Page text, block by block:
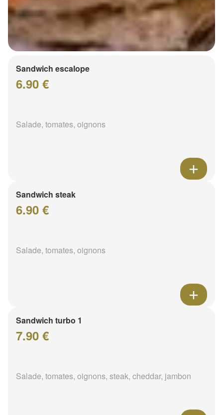
Sandwich escalope
6.90 €
Salade, tomates, oignons
Sandwich steak
6.90 €
Salade, tomates, oignons
Sandwich turbo 1
7.90 €
Salade, tomates, oignons, steak, cheddar, jambon